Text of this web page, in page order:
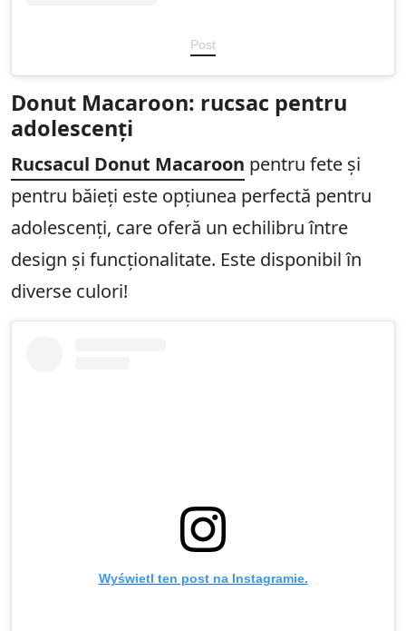
Post
Donut Macaroon: rucsac pentru
adolescenți
Rucsacul Donut Macaroon pentru fete și
pentru băieți este opțiunea perfectă pentru
adolescenți, care oferă un echilibru între
design și funcționalitate. Este disponibil în
diverse culori!
Wyświetl ten post na Instagramie.